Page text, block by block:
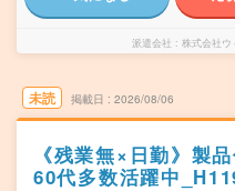
派遣会社 株式会社
未読 掲載日 2026/08/06
《残業無×日勤》製
60代多数活躍中